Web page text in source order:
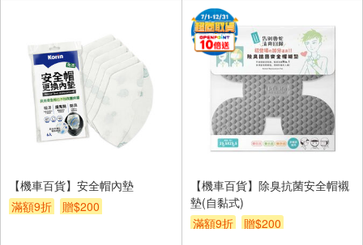
【機車百貨】安全帽內墊
滿額9折
贈$200
【機車百貨】除臭抗菌安全帽襯
墊(自黏式)
滿額9折
贈$200